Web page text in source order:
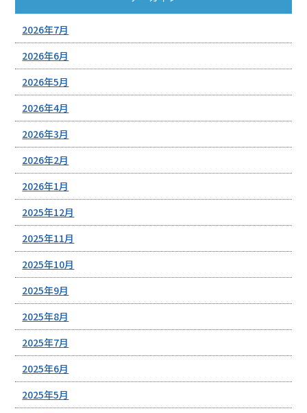
2026年7月
2026年6月
2026年5月
2026年4月
2026年3月
2026年2月
2026年1月
2025年12月
2025年11月
2025年10月
2025年9月
2025年8月
2025年7月
2025年6月
2025年5月